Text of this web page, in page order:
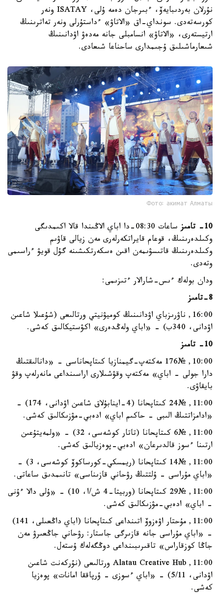
نۇرلان بەردىبايەۆ، ءبىرجان دەمە ۇلى، ISATAY ونەر
كورسەتەدى. سونداي-اق «الاتاۋ» ءداستۇرلى ونەر تەاترىنىڭ
ارتيستەرى، «الاتاۋ» انسامبلى جانە مەدەۋ اۋدانىنىڭ
شىعارماشىلىق ۇجىمدارى ساحناعا شىعادى.
Фото: акимат Алматы
10- تامىز
ساعات 08:30-دا اباي الاڭىندا قالا اكىمدىگى
وكىلدەرىنىڭ، قوعام قايراتكەرلەرى مەن زيالى قاۋىم
وكىلدەرىنىڭ قاتىسۋىمەن اقىن ەسكەرتكىشىنە گۇل قويۋ ءراسىمى
وتەدى.
ودان بولەك ءىس-شارالار ءتىزىمى:
8-تامىز
16:00, ناۋرىزباي اۋدانىنىڭ كوميۋنيتي ورتالىعى (شۇعىلا شاعىن
اۋدانى، 340ب) - «اباي ولەڭدەرى» اكۋستيكالىق كەشى.
10- تامىز
10:00, №176 مەكتەپ-گيمنازيا كىتاپحاناسى - «دانالىقتىڭ
دارا جولى - اباي» مەكتەپ وقۋشىلارى اراسىنداعى مانەرلەپ وقۋ
بايقاۋى.
11:00, №24 كىتاپحانا (4-اينابۇلاق شاعىن اۋدانى، 174) -
«ادامزاتتىڭ الىبى - حاكىم اباي» ادەبي-مۋزىكالىق كەشى.
11:00, №6 كىتاپحانا (تاتار كوشەسى، 32) - «ولمەيتۇعىن
ارتىنا ءسوز قالدىرعان» ادەبي-پوەزيالىق كەشى.
11:00, №14 كىتاپحانا (ريمسكي-كورساكوۆ كوشەسى، 3) -
«اباي مۇراسى - ۇلتتىڭ رۋحاني قازىناسى» تانىمدىق ساعاتى.
11:00, №29 كىتاپحانا (وربيتا-4 ش/ا، 10) - «ۇلى دالا ءۇنى
- اباي» ادەبي-مۋزىكالىق كەشى.
11:00, مۇحتار اۋەزوۆ اتىنداعى كىتاپحانا (اباي داڭعىلى، 141)
- «اباي مۇراسى جانە قازىرگى جاستار: رۋحاني جاڭعىرۋ مەن
جاڭا كوزقاراس» تاقىرىبىنداعى دوڭگەلەك ۇستەل.
11:00, Alatau Creative Hub ورتالىعى (نۇركەنت شاعىن
اۋدانى، 5/11) - «اباي ءسوزى - ۇرپاققا امانات» پوەزيا
كەشى.